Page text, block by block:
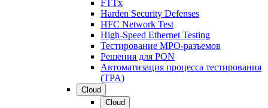
FTTx
Harden Security Defenses
HFC Network Test
High-Speed Ethernet Testing
Тестирование МРО-разъемов
Решения для PON
Автоматизация процесса тестирования
(TPA)
Cloud
Cloud